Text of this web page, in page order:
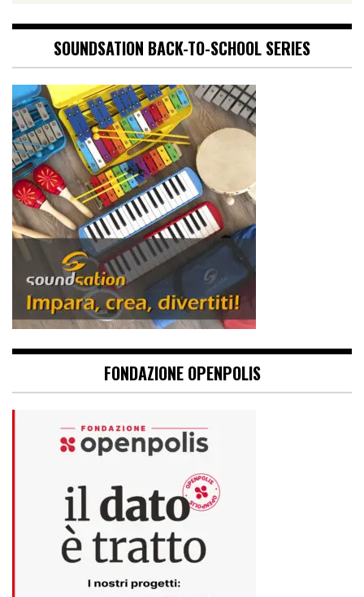
SOUNDSATION BACK-TO-SCHOOL SERIES
FONDAZIONE OPENPOLIS